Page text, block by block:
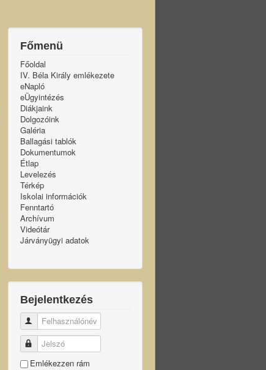
Főmenü
Főoldal
IV. Béla Király emlékezete
eNapló
eÜgyintézés
Diákjaink
Dolgozóink
Galéria
Ballagási tablók
Dokumentumok
Étlap
Levelezés
Térkép
Iskolai információk
Fenntartó
Archívum
Videótár
Járványügyi adatok
Bejelentkezés
Felhasználónév
Jelszó
Emlékezzen rám